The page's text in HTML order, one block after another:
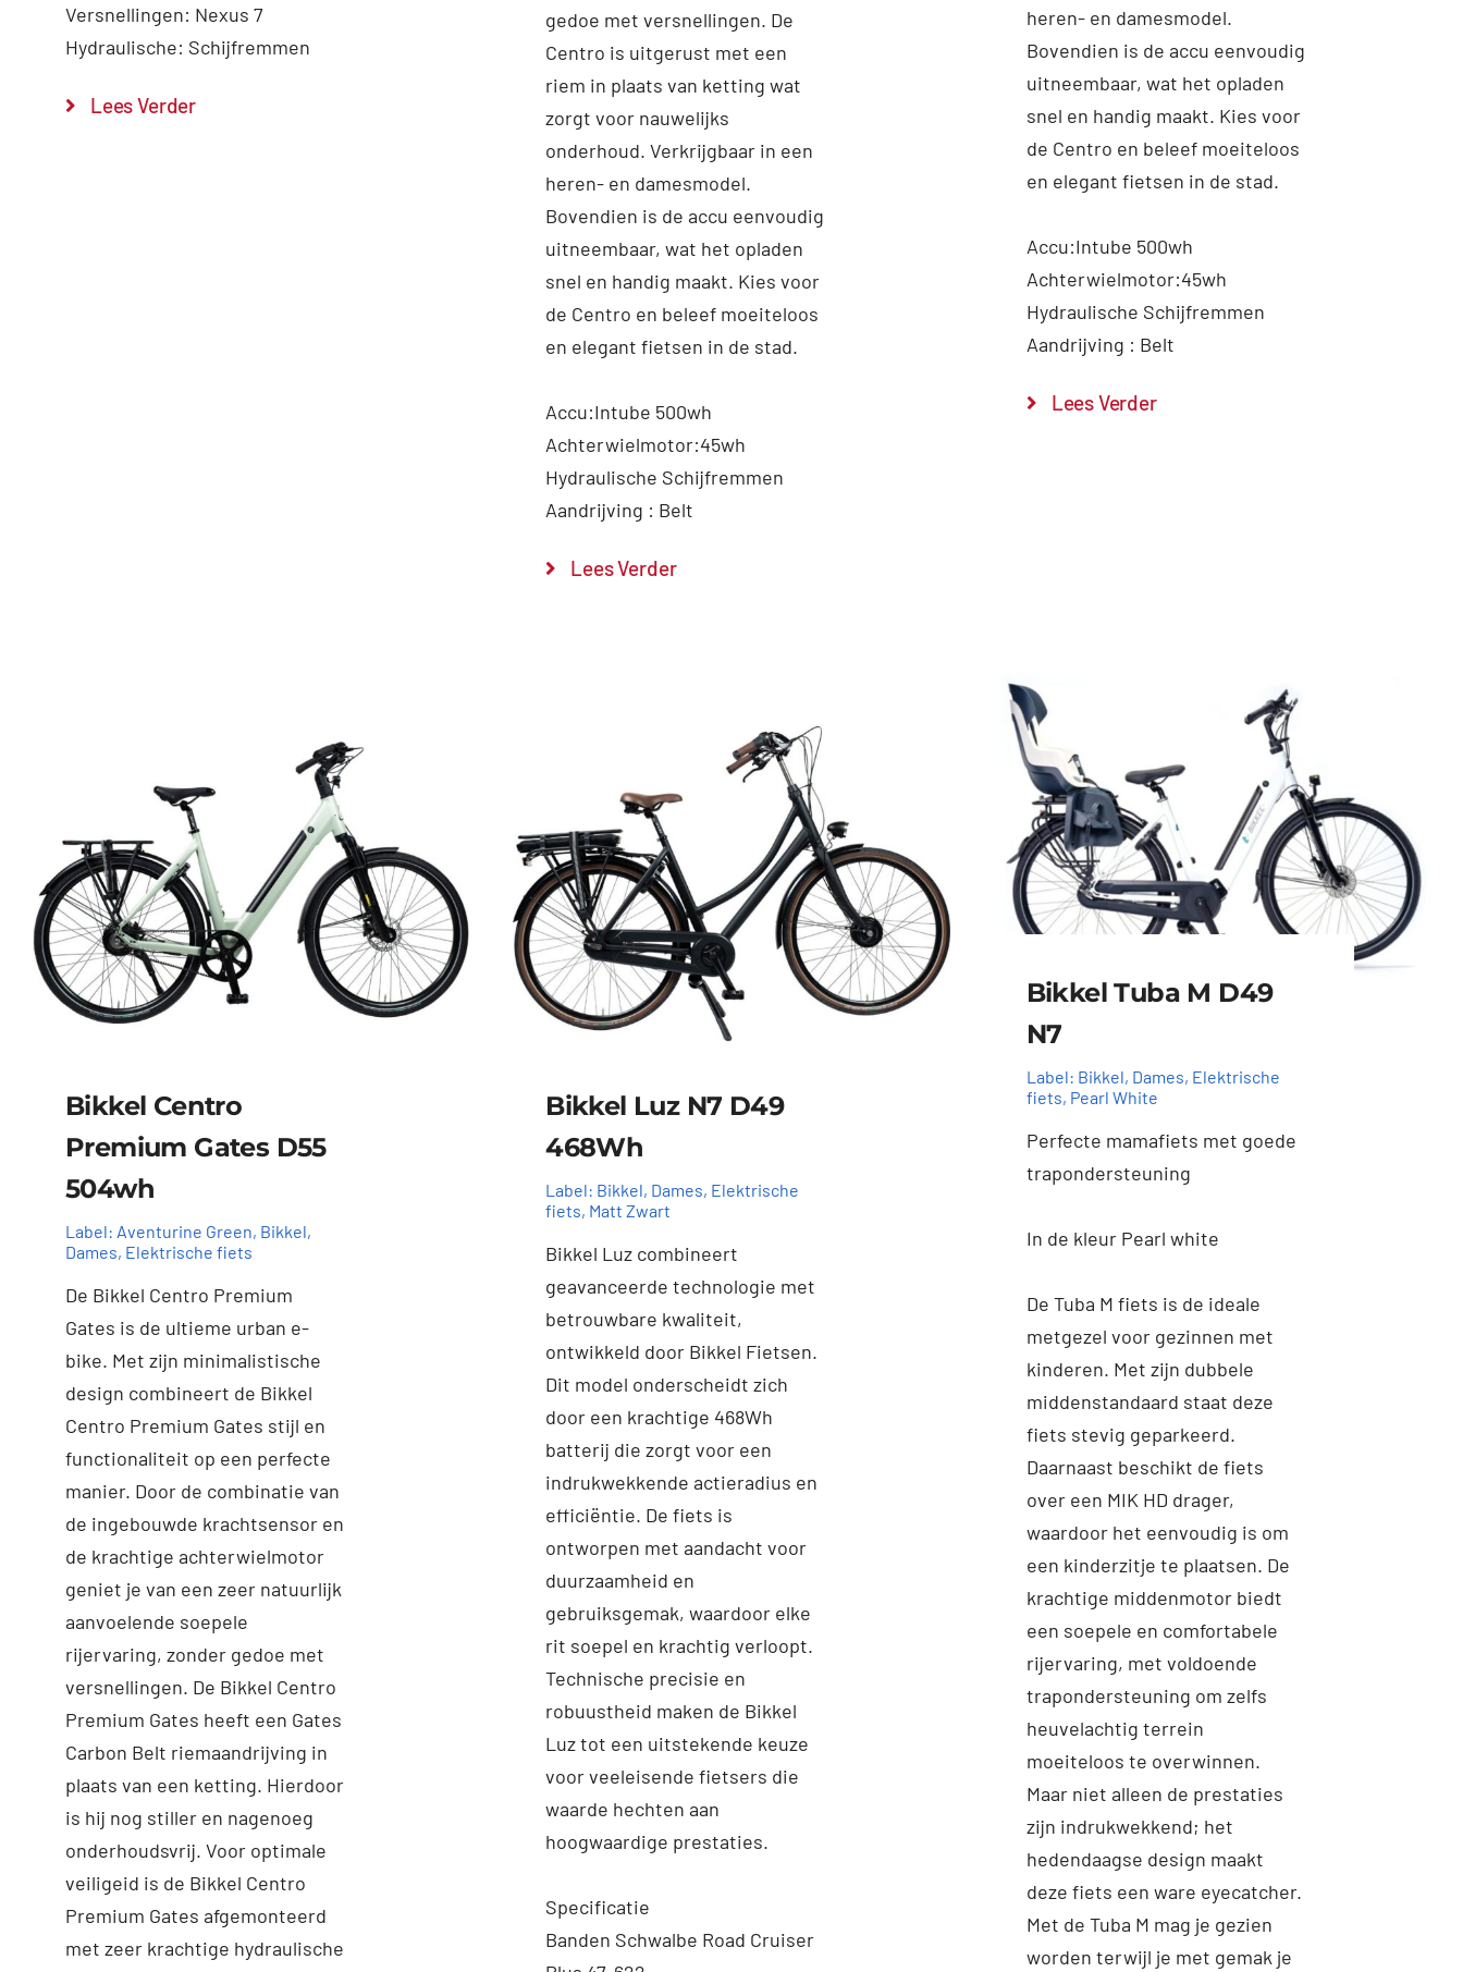
Versnellingen: Nexus 7
Hydraulische: Schijfremmen
Lees Verder
gedoe met versnellingen. De
Centro is uitgerust met een
riem in plaats van ketting wat
zorgt voor nauwelijks
onderhoud. Verkrijgbaar in een
heren- en damesmodel.
Bovendien is de accu eenvoudig
uitneembaar, wat het opladen
snel en handig maakt. Kies voor
de Centro en beleef moeiteloos
en elegant fietsen in de stad.
Accu:Intube 500wh
Achterwielmotor:45wh
Hydraulische Schijfremmen
Aandrijving : Belt
Lees Verder
heren- en damesmodel.
Bovendien is de accu eenvoudig
uitneembaar, wat het opladen
snel en handig maakt. Kies voor
de Centro en beleef moeiteloos
en elegant fietsen in de stad.
Accu:Intube 500wh
Achterwielmotor:45wh
Hydraulische Schijfremmen
Aandrijving : Belt
Lees Verder
Toevoegen aan
winkelwagen
Bikkel Centro
Premium Gates D55
504wh
Label: Aventurine Green, Bikkel,
Dames, Elektrische fiets
De Bikkel Centro Premium
Gates is de ultieme urban e-
bike. Met zijn minimalistische
design combineert de Bikkel
Centro Premium Gates stijl en
functionaliteit op een perfecte
manier. Door de combinatie van
de ingebouwde krachtsensor en
de krachtige achterwielmotor
geniet je van een zeer natuurlijk
aanvoelende soepele
rijervaring, zonder gedoe met
versnellingen. De Bikkel Centro
Premium Gates heeft een Gates
Carbon Belt riemaandrijving in
plaats van een ketting. Hierdoor
is hij nog stiller en nagenoeg
onderhoudsvrij. Voor optimale
veiligeid is de Bikkel Centro
Premium Gates afgemonteerd
met zeer krachtige hydraulische
winkelwagen
Bikkel Luz N7 D49
468Wh
Label: Bikkel, Dames, Elektrische
fiets, Matt Zwart
Bikkel Luz combineert
geavanceerde technologie met
betrouwbare kwaliteit,
ontwikkeld door Bikkel Fietsen.
Dit model onderscheidt zich
door een krachtige 468Wh
batterij die zorgt voor een
indrukwekkende actieradius en
efficiëntie. De fiets is
ontworpen met aandacht voor
duurzaamheid en
gebruiksgemak, waardoor elke
rit soepel en krachtig verloopt.
Technische precisie en
robuustheid maken de Bikkel
Luz tot een uitstekende keuze
voor veeleisende fietsers die
waarde hechten aan
hoogwaardige prestaties.
Specificatie
Banden Schwalbe Road Cruiser
Bikkel Tuba M D49
N7
Label: Bikkel, Dames, Elektrische
fiets, Pearl White
Perfecte mamafiets met goede
trapondersteuning
In de kleur Pearl white
De Tuba M fiets is de ideale
metgezel voor gezinnen met
kinderen. Met zijn dubbele
middenstandaard staat deze
fiets stevig geparkeerd.
Daarnaast beschikt de fiets
over een MIK HD drager,
waardoor het eenvoudig is om
een kinderzitje te plaatsen. De
krachtige middenmotor biedt
een soepele en comfortabele
rijervaring, met voldoende
trapondersteuning om zelfs
heuvelachtig terrein
moeiteloos te overwinnen.
Maar niet ­alleen de prestaties
zijn indrukwekkend; het
hedendaagse design maakt
deze fiets een ware eyecatcher.
Met de Tuba M mag je gezien
worden terwijl je met gemak je